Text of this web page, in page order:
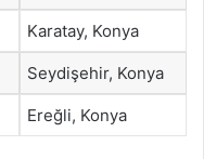
Karatay, Konya
Seydişehir, Konya
Ereğli, Konya